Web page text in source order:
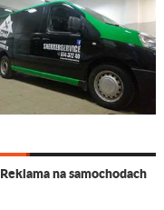
Reklama na samochodach